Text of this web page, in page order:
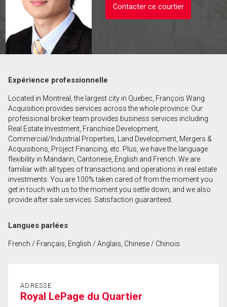
Contacter ce courtier
Prénom
et
Nom
Courriel
Téléphone
(Optionnel)
Message
Expérience professionnelle
Located in Montreal, the largest city in Quebec, François Wang
Acquisition provides services across the whole province. Our
professional broker team provides business services including
Real Estate Investment, Franchise Development,
Commercial/Industrial Properties, Land Development, Mergers &
Acquisitions, Project Financing, etc. Plus, we have the language
flexibility in Mandarin, Cantonese, English and French. We are
familiar with all types of transactions and operations in real estate
investments. You are 100% taken cared of from the moment you
get in touch with us to the moment you settle down, and we also
provide after sale services. Satisfaction guaranteed.
Langues parlées
French / Français, English / Anglais, Chinese / Chinois
ADRESSE
Royal LePage du Quartier